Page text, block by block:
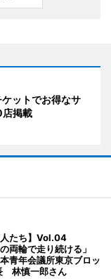
ットでお得なサ
掲載
たち】Vol.04
両輪で走り続ける」
青年会議所東京ブロッ
林慎一郎さん